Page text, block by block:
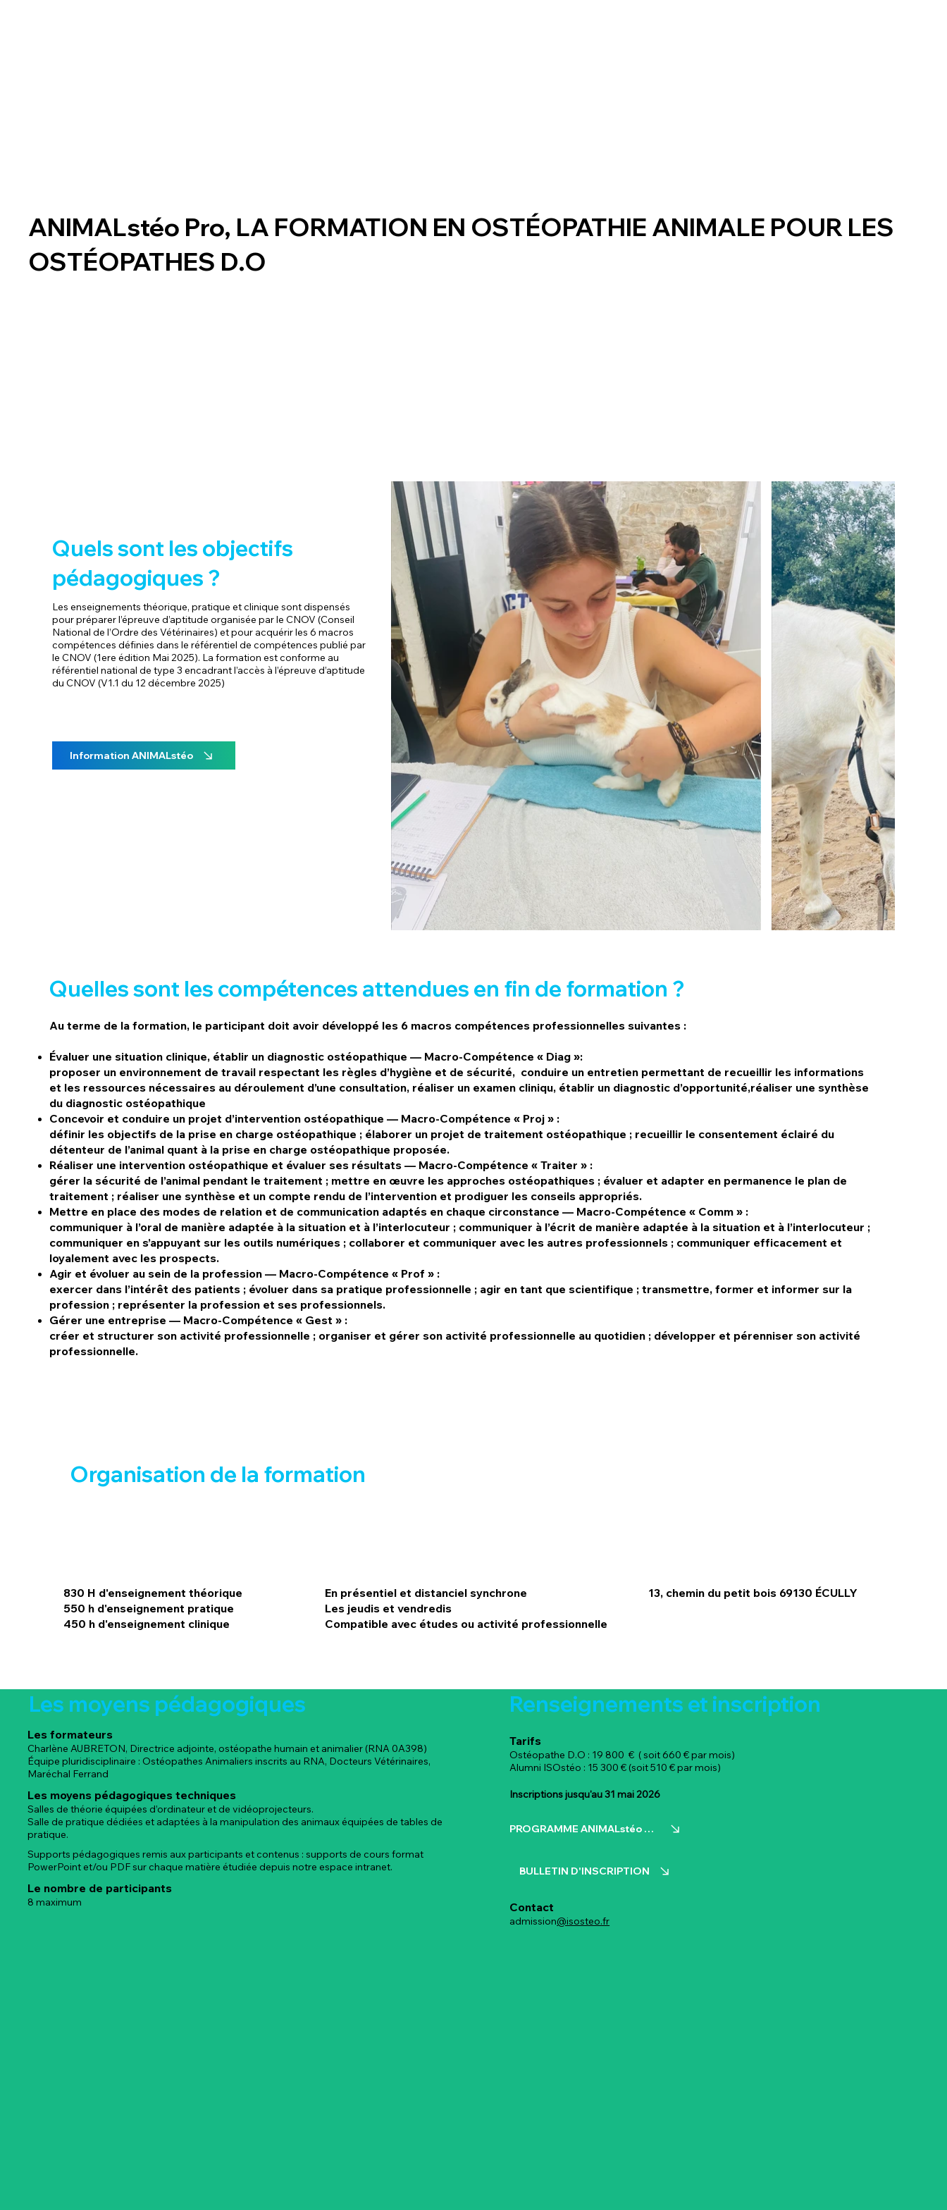
ANIMALstéo Pro, LA FORMATION EN OSTÉOPATHIE ANIMALE POUR LES
OSTÉOPATHES D.O
Quels sont les objectifs
pédagogiques ?
Les enseignements théorique, pratique et clinique sont dispensés
pour préparer l’épreuve d’aptitude organisée par le CNOV (Conseil
National de l’Ordre des Vétérinaires) et pour acquérir les 6 macros
compétences définies dans le référentiel de compétences publié par
le CNOV (1ere édition Mai 2025). La formation est conforme au
référentiel national de type 3 encadrant l’accès à l’épreuve d’aptitude
du CNOV (V1.1 du 12 décembre 2025)
Information ANIMALstéo
Quelles sont les compétences attendues en fin de formation ?
Au terme de la formation, le participant doit avoir développé les 6 macros compétences professionnelles suivantes :
Évaluer une situation clinique, établir un diagnostic ostéopathique — Macro-Compétence « Diag »:
proposer un environnement de travail respectant les règles d’hygiène et de sécurité, conduire un entretien permettant de recueillir les informations
et les ressources nécessaires au déroulement d’une consultation, réaliser un examen cliniqu, établir un diagnostic d’opportunité,réaliser une synthèse
du diagnostic ostéopathique
Concevoir et conduire un projet d’intervention ostéopathique — Macro-Compétence « Proj » :
définir les objectifs de la prise en charge ostéopathique ; élaborer un projet de traitement ostéopathique ; recueillir le consentement éclairé du
détenteur de l’animal quant à la prise en charge ostéopathique proposée.
Réaliser une intervention ostéopathique et évaluer ses résultats — Macro-Compétence « Traiter » :
gérer la sécurité de l’animal pendant le traitement ; mettre en œuvre les approches ostéopathiques ; évaluer et adapter en permanence le plan de
traitement ; réaliser une synthèse et un compte rendu de l’intervention et prodiguer les conseils appropriés.
Mettre en place des modes de relation et de communication adaptés en chaque circonstance — Macro-Compétence « Comm » :
communiquer à l’oral de manière adaptée à la situation et à l’interlocuteur ; communiquer à l’écrit de manière adaptée à la situation et à l’interlocuteur ;
communiquer en s’appuyant sur les outils numériques ; collaborer et communiquer avec les autres professionnels ; communiquer efficacement et
loyalement avec les prospects.
Agir et évoluer au sein de la profession — Macro-Compétence « Prof » :
exercer dans l’intérêt des patients ; évoluer dans sa pratique professionnelle ; agir en tant que scientifique ; transmettre, former et informer sur la
profession ; représenter la profession et ses professionnels.
Gérer une entreprise — Macro-Compétence « Gest » :
créer et structurer son activité professionnelle ; organiser et gérer son activité professionnelle au quotidien ; développer et pérenniser son activité
professionnelle.
Organisation de la formation
En présentiel et distanciel synchrone
Les jeudis et vendredis
Compatible avec études ou activité professionnelle
13, chemin du petit bois 69130 ÉCULLY
830 H d'enseignement théorique
550 h d'enseignement pratique
450 h d'enseignement clinique
Les moyens pédagogiques
Les formateurs
Charlène AUBRETON, Directrice adjointe, ostéopathe humain et animalier (RNA 0A398)
Équipe pluridisciplinaire : Ostéopathes Animaliers inscrits au RNA, Docteurs Vétérinaires,
Maréchal Ferrand
Les moyens pédagogiques techniques
Salles de théorie équipées d’ordinateur et de vidéoprojecteurs.
Salle de pratique dédiées et adaptées à la manipulation des animaux équipées de tables de
pratique.
Supports pédagogiques remis aux participants et contenus : supports de cours format
PowerPoint et/ou PDF sur chaque matière étudiée depuis notre espace intranet.
Le nombre de participants
8 maximum
Renseignements et inscription
Tarifs
Ostéopathe D.O : 19 800 € ( soit 660 € par mois)
Alumni ISOstéo : 15 300 € (soit 510 € par mois)
Inscriptions jusqu'au 31 mai 2026
PROGRAMME ANIMALstéo Pro
BULLETIN D'INSCRIPTION
Contact
admission@isosteo.fr